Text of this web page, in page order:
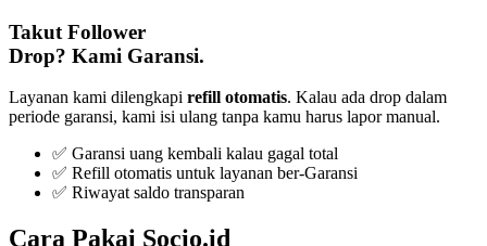
Takut Follower
Drop? Kami Garansi.
Layanan kami dilengkapi refill otomatis. Kalau ada drop dalam
periode garansi, kami isi ulang tanpa kamu harus lapor manual.
✅ Garansi uang kembali kalau gagal total
✅ Refill otomatis untuk layanan ber-Garansi
✅ Riwayat saldo transparan
Cara Pakai Socio.id